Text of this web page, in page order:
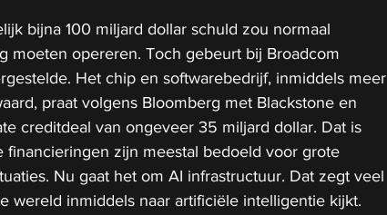
bijna 100 miljard dollar schuld zou normaal
moeten opereren. Toch gebeurt bij Broadcom
Het chip en softwarebedrijf, inmiddels meer
praat volgens Bloomberg met Blackstone en
creditdeal van ongeveer 35 miljard dollar. Dat is
financieringen zijn meestal bedoeld voor grote
Nu gaat het om AI infrastructuur. Dat zegt veel
wereld inmiddels naar artificiële intelligentie kijkt.